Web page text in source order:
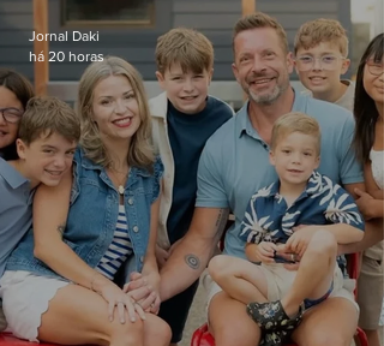
Jornal Daki
há 20 horas